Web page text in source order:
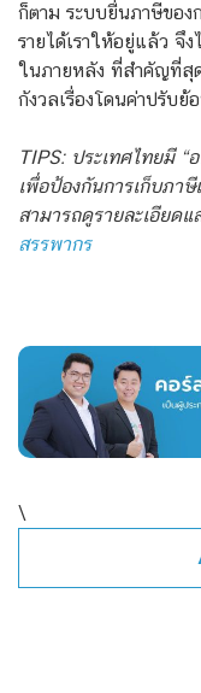
ก็ตาม ระบบยื่นภาษีขอ
รายได้เราให้อยู่แล้ว จึ
ในภายหลัง ที่สำคัญที่สุ
กังวลเรื่องโดนค่าปรับย้
TIPS: ประเทศไทยมี
เพื่อป้องกันการเก็บภา
สามารถดูรายละเอียด
สรรพากร
\